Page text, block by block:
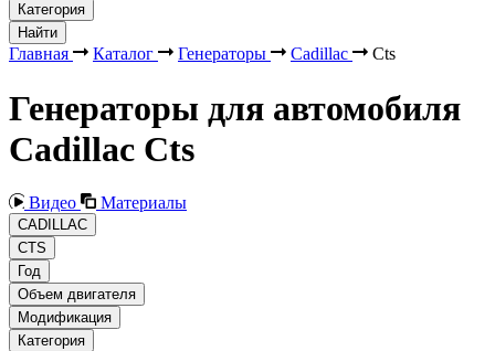
Категория
Найти
Главная Каталог Генераторы Cadillac Cts
Генераторы для автомобиля
Cadillac Cts
Видео Материалы
CADILLAC
CTS
Год
Объем двигателя
Модификация
Категория